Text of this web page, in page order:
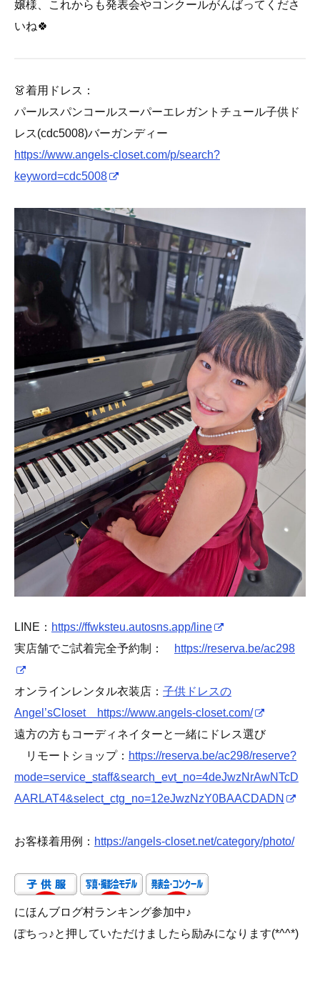
嬢様、これからも発表会やコンクールがんばってくださ
いね🍀
👗着用ドレス：
パールスパンコールスーパーエレガントチュール子供ド
レス(cdc5008)バーガンディー
https://www.angels-closet.com/p/search?
keyword=cdc5008
LINE： https://ffwksteu.autosns.app/line
実店舗でご試着完全予約制：
https://reserva.be/ac298
オンラインレンタル衣装店： 子供ドレスの
Angel’sCloset https://www.angels-closet.com/
遠方の方もコーディネイターと一緒にドレス選び
リモートショップ： https://reserva.be/ac298/reserve?
mode=service_staff&search_evt_no=4deJwzNrAwNTcD
AARLAT4&select_ctg_no=12eJwzNzY0BAACDADN
お客様着用例： https://angels-closet.net/category/photo/
にほんブログ村ランキング参加中♪
ぽちっ♪と押していただけましたら励みになります(*^^*)